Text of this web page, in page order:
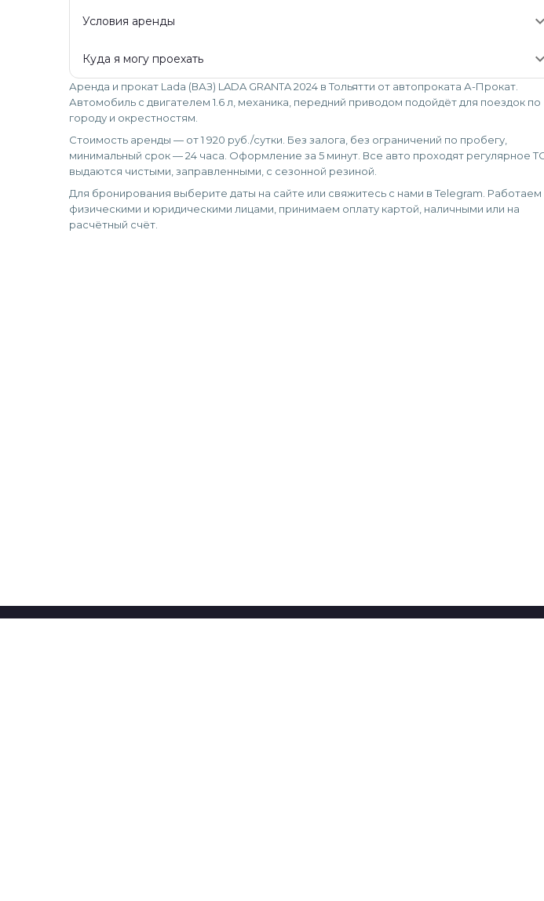
Условия аренды keyboard_arrow_down
Куда я могу проехать keyboard_arrow_down
Аренда и прокат Lada (ВАЗ) LADA GRANTA 2024 в Тольятти от автопроката А-Прокат.
Автомобиль с двигателем 1.6 л, механика, передний приводом подойдёт для поездок по
городу и окрестностям.
Стоимость аренды — от 1 920 руб./сутки. Без залога, без ограничений по пробегу,
минимальный срок — 24 часа. Оформление за 5 минут. Все авто проходят регулярное
выдаются чистыми, заправленными, с сезонной резиной.
Для бронирования выберите даты на сайте или свяжитесь с нами в Telegram. Работаем
физическими и юридическими лицами, принимаем оплату картой, наличными или на
расчётный счёт.